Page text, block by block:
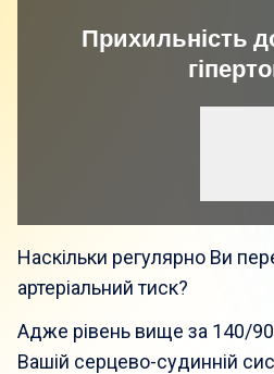
Прихильність
Наскільки регулярно Ви
артеріальний тиск?
Адже рівень вище за 140/
Вашій серцево-судинній